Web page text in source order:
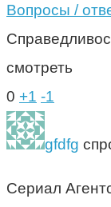
Вопросы /
смотреть
0 +1 -1
gfdfg
Сериал